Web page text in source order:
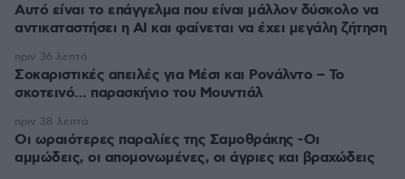
Αυτό είναι το επάγγελμα που είναι μάλλον δύσκολο να
αντικαταστήσει η AI και φαίνεται να έχει μεγάλη ζήτηση
Σοκαριστικές απειλές για Μέσι και Ρονάλντο – Το
σκοτεινό… παρασκήνιο του Μουντιάλ
πριν 36 λεπτά
Οι ωραιότερες παραλίες της Σαμοθράκης -Οι
αμμώδεις, οι απομονωμένες, οι άγριες και βραχώδεις
πριν 38 λεπτά